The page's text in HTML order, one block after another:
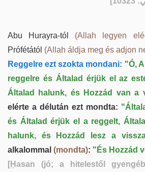
Abu Hurayra-tól (Allah legyen
Prófétától (Allah áldja meg és adjon
Reggelre ezt szokta mondani: "Ó,
reggelre és Általad érjük el az
Általad halunk, és Hozzád van a
elérte a délután ezt mondta:
és Általad érjük el a reggelt,
halunk, és Hozzád lesz a
alkalommal (mondta): "És Hozzád
[Ḥasan (jó; a hitelestől